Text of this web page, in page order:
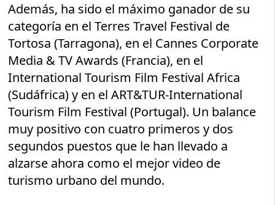
Además, ha sido el máximo ganador de su
categoría en el Terres Travel Festival de
Tortosa (Tarragona), en el Cannes Corporate
Media & TV Awards (Francia), en el
International Tourism Film Festival Africa
(Sudáfrica) y en el ART&TUR-International
Tourism Film Festival (Portugal). Un balance
muy positivo con cuatro primeros y dos
segundos puestos que le han llevado a
alzarse ahora como el mejor video de
turismo urbano del mundo.